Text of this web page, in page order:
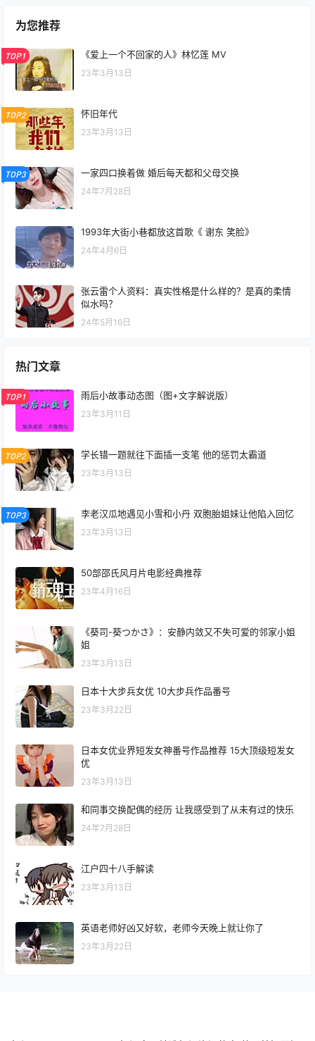
为您推荐
TOP1 《爱上一个不回家的人》林忆莲 MV
23年3月13日
TOP2 怀旧年代
23年3月13日
TOP3 一家四口换着做 婚后每天都和父母交换
24年7月28日
1993年大街小巷都放这首歌《 谢东 笑脸》
24年4月6日
张云雷个人资料：真实性格是什么样的？是真的柔情
似水吗？
24年5月16日
热门文章
TOP1 雨后小故事动态图（图+文字解说版）
23年3月11日
TOP2 学长错一题就往下面插一支笔 他的惩罚太霸道
23年3月13日
TOP3 李老汉瓜地遇见小雪和小丹 双胞胎姐妹让他陷入回忆
23年3月13日
50部邵氏风月片电影经典推荐
23年4月16日
《葵司-葵つかさ》：安静内敛又不失可爱的邻家小姐
姐
23年3月13日
日本十大步兵女优 10大步兵作品番号
23年3月22日
日本女优业界短发女神番号作品推荐 15大顶级短发女
优
23年3月13日
和同事交换配偶的经历 让我感受到了从未有过的快乐
24年7月28日
江户四十八手解读
23年3月13日
英语老师好凶又好软，老师今天晚上就让你了
23年3月22日